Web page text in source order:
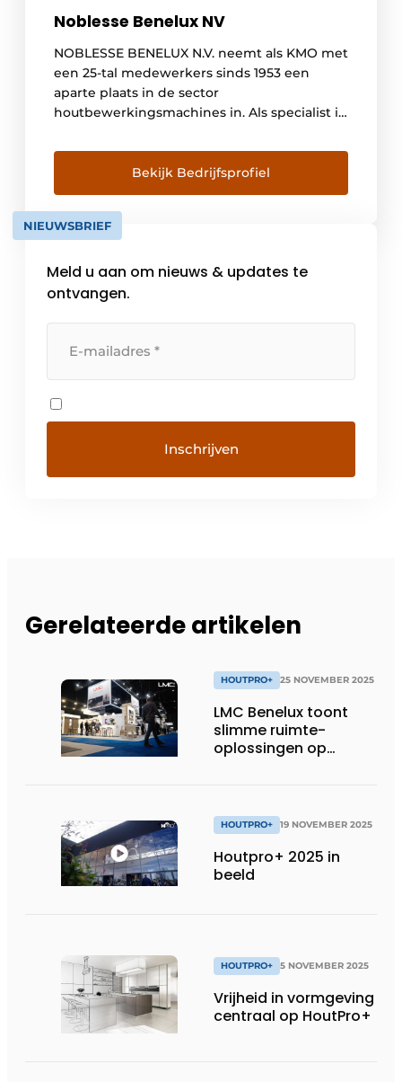
Noblesse Benelux NV
NOBLESSE BENELUX N.V. neemt als KMO met
een 25-tal medewerkers sinds 1953 een
aparte plaats in de sector
houtbewerkingsmachines in. Als specialist in
betrouwbare partner te zijn, die
kwaliteitsoplossingen aanbiedt. Uiteraard
zijn advies en service hierbij belangrijke
elementen. Dankzij onze gunstige centrale
ligging, tussen Brussel en Antwerpen, zijn
Bekijk Bedrijfsprofiel
NIEUWSBRIEF
Meld u aan om nieuws & updates te
ontvangen.
Gerelateerde artikelen
HOUTPRO+ 25 NOVEMBER 2025
LMC Benelux toont
slimme ruimte-
oplossingen op
HOUTPRO+ 19 NOVEMBER 2025
Houtpro+ 2025 in
beeld
HOUTPRO+ 5 NOVEMBER 2025
Vrijheid in vormgeving
centraal op HoutPro+